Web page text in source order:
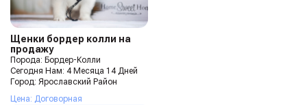
Щенки бордер колли на
продажу
Порода: Бордер-Колли
Сегодня Нам: 4 Месяца 14 Дней
Город: Ярославский Район
Цена: Договорная